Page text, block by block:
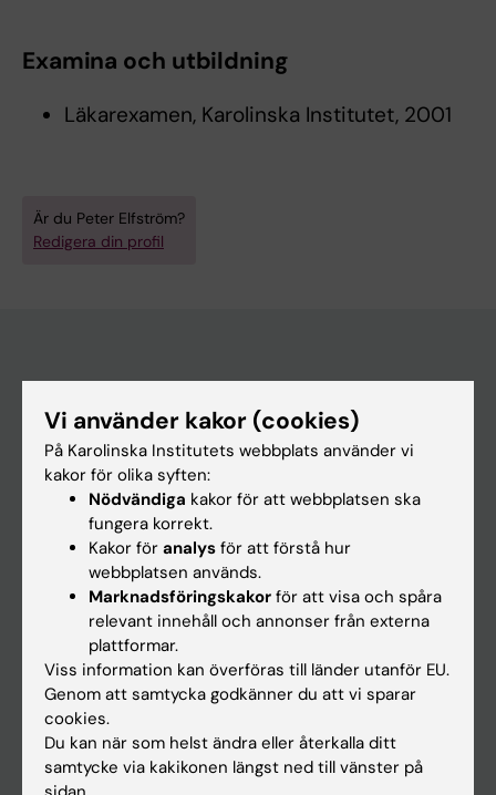
Examina och utbildning
Läkarexamen, Karolinska Institutet, 2001
Är du Peter Elfström?
Redigera din profil
Utbildning
Forskarutbildning
Forskning
Kalender
Student
Ladok
Vi använder kakor (cookies)
På Karolinska Institutets webbplats använder vi
kakor för olika syften:
Nödvändiga kakor för att webbplatsen ska
fungera korrekt.
Kakor för analys för att förstå hur
webbplatsen används.
Marknadsföringskakor för att visa och spåra
relevant innehåll och annonser från externa
plattformar.
Viss information kan överföras till länder utanför EU.
Genom att samtycka godkänner du att vi sparar
cookies.
Du kan när som helst ändra eller återkalla ditt
samtycke via kakikonen längst ned till vänster på